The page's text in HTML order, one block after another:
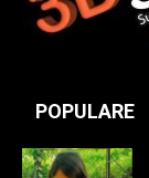
POPULARE